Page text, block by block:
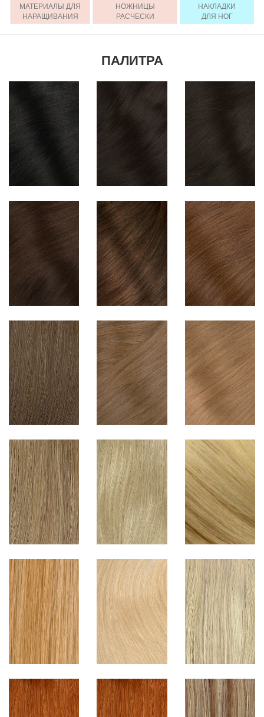
МАТЕРИАЛЫ ДЛЯ
НАРАЩИВАНИЯ
НОЖНИЦЫ
РАСЧЕСКИ
НАКЛАДКИ
ДЛЯ НОГ
ПАЛИТРА